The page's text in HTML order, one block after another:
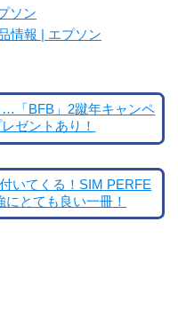
ソン
情報 | エプソン
…「BFB」2蹴年キャンペ
ゼントあり！
いてくる！SIM PERFE
とても良い一冊！